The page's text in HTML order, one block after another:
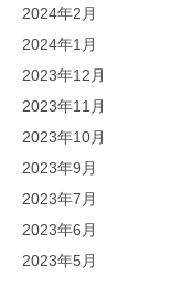
2024年2月
2024年1月
2023年12月
2023年11月
2023年10月
2023年9月
2023年7月
2023年6月
2023年5月